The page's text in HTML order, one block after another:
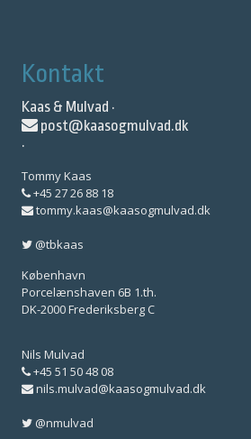
Kontakt
Kaas & Mulvad ·
post@kaasogmulvad.dk
·
Tommy Kaas
+45 27 26 88 18
tommy.kaas@kaasogmulvad.dk
@tbkaas
København
Porcelænshaven 6B 1.th.
DK-2000 Frederiksberg C
Nils Mulvad
+45 51 50 48 08
nils.mulvad@kaasogmulvad.dk
@nmulvad